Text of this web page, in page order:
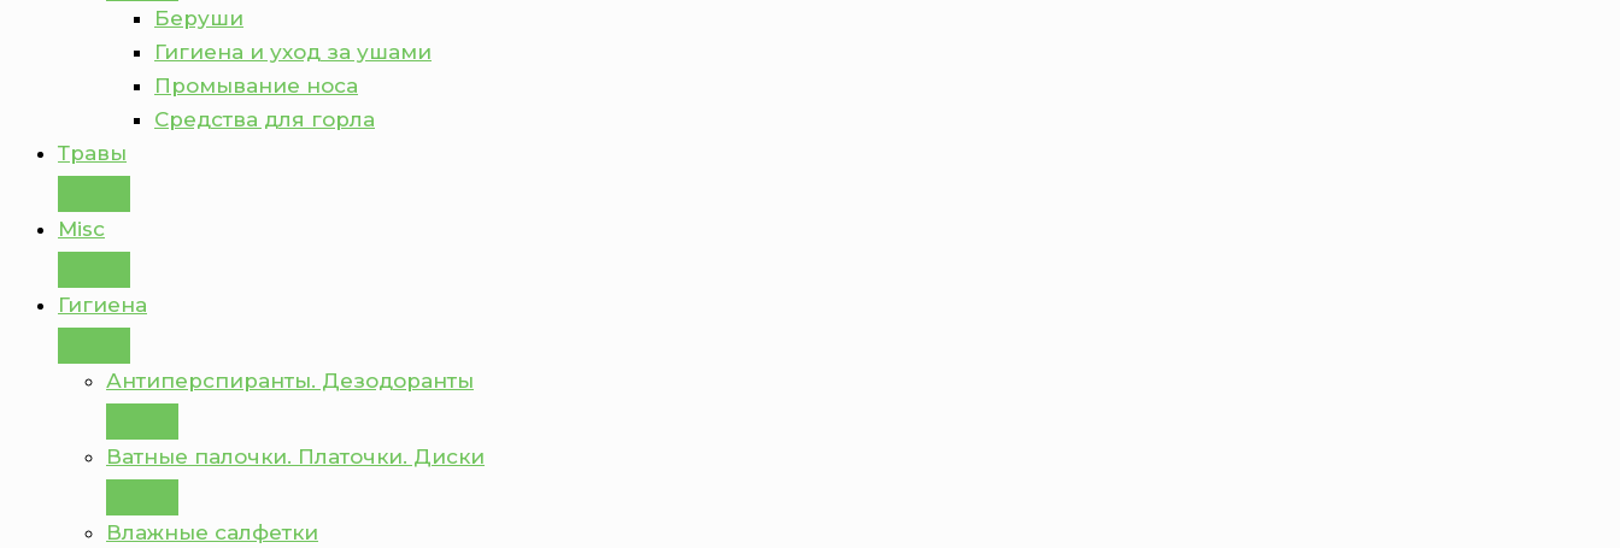
Беруши
Гигиена и уход за ушами
Промывание носа
Средства для горла
Травы
Misc
Гигиена
Антиперспиранты. Дезодоранты
Ватные палочки. Платочки. Диски
Влажные салфетки